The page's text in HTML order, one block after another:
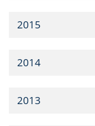
2015
2014
2013